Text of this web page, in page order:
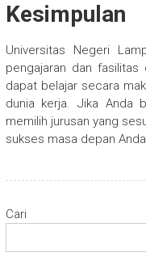
Kesimpulan
Universitas Negeri
pengajaran dan fasilitas
dapat belajar secara
dunia kerja. Jika Anda
memilih jurusan yang
sukses masa depan
Cari